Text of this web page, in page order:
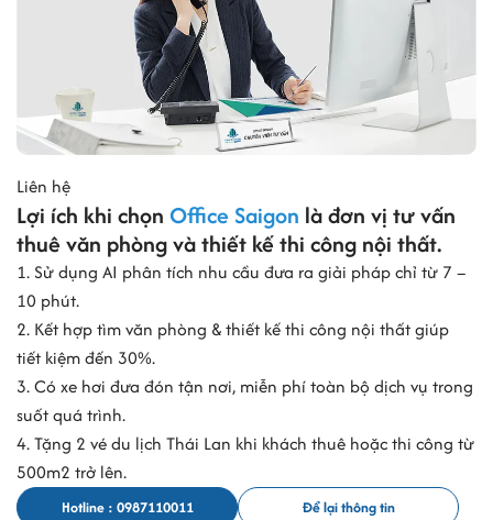
Liên hệ
Lợi ích khi chọn Office Saigon là đơn vị tư vấn
thuê văn phòng và thiết kế thi công nội thất.
1. Sử dụng AI phân tích nhu cầu đưa ra giải pháp chỉ từ 7 –
10 phút.
2. Kết hợp tìm văn phòng & thiết kế thi công nội thất giúp
tiết kiệm đến 30%.
3. Có xe hơi đưa đón tận nơi, miễn phí toàn bộ dịch vụ trong
suốt quá trình.
4. Tặng 2 vé du lịch Thái Lan khi khách thuê hoặc thi công từ
500m2 trở lên.
Hotline : 0987110011 Để lại thông tin